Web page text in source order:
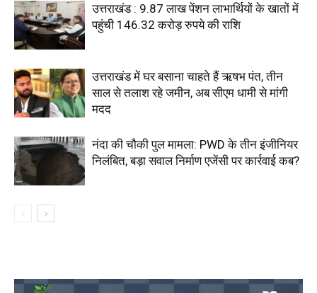
उत्तराखंड : 9.87 लाख पेंशन लाभार्थियों के खातों में
पहुंची 146.32 करोड़ रुपये की राशि
उत्तराखंड में घर बसाना चाहते हैं ऋषभ पंत, तीन
साल से तलाश रहे जमीन, अब सीएम धामी से मांगी
मदद
नंदा की चौकी पुल मामला: PWD के तीन इंजीनियर
निलंबित, बड़ा सवाल निर्माण एजेंसी पर कार्रवाई कब?